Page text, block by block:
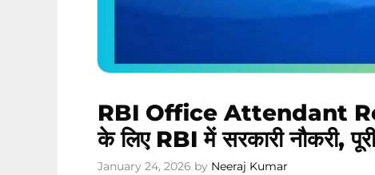
RBI Office Attendant
के लिए RBI में सरकारी नौकरी,
January 24, 2026 by Neeraj Kumar